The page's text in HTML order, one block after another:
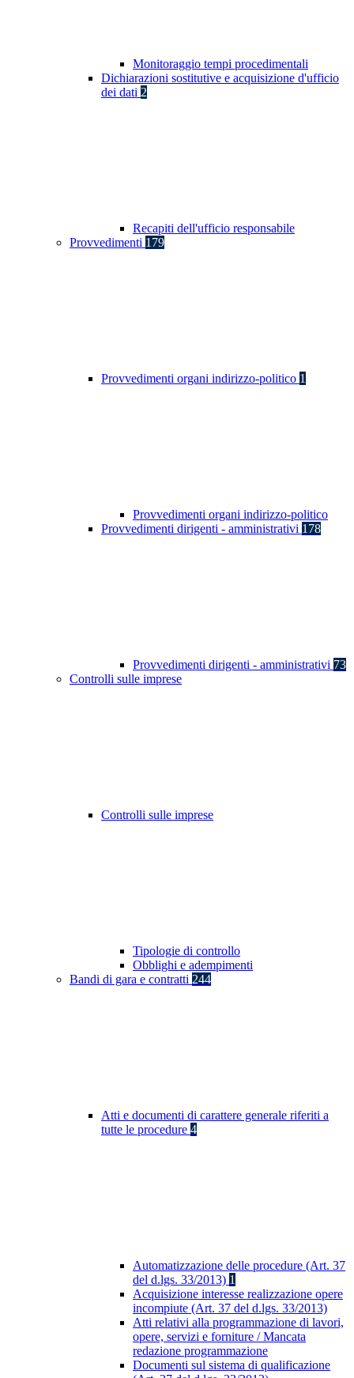
Monitoraggio tempi procedimentali
Dichiarazioni sostitutive e acquisizione d'ufficio
dei dati 2
Recapiti dell'ufficio responsabile
Provvedimenti 179
Provvedimenti organi indirizzo-politico 1
Provvedimenti organi indirizzo-politico
Provvedimenti dirigenti - amministrativi 178
Provvedimenti dirigenti - amministrativi 73
Controlli sulle imprese
Controlli sulle imprese
Tipologie di controllo
Obblighi e adempimenti
Bandi di gara e contratti 244
Atti e documenti di carattere generale riferiti a
tutte le procedure 4
Automatizzazione delle procedure (Art. 37
del d.lgs. 33/2013) 1
Acquisizione interesse realizzazione opere
incompiute (Art. 37 del d.lgs. 33/2013)
Atti relativi alla programmazione di lavori,
opere, servizi e forniture / Mancata
redazione programmazione
Documenti sul sistema di qualificazione